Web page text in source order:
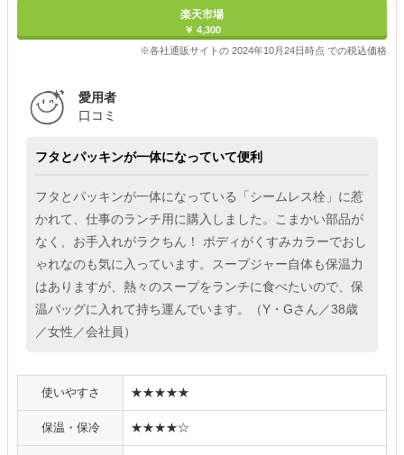
楽天市場
￥ 4,300
※各社通販サイトの 2024年10月24日時点 での税込価格
愛用者
口コミ
フタとパッキンが一体になっていて便利
フタとパッキンが一体になっている「シームレス栓」に惹
かれて、仕事のランチ用に購入しました。こまかい部品が
なく、お手入れがラクちん！ ボディがくすみカラーでおし
ゃれなのも気に入っています。スープジャー自体も保温力
はありますが、熱々のスープをランチに食べたいので、保
温バッグに入れて持ち運んでいます。（Y・Gさん／38歳
／女性／会社員）
使いやすさ ★★★★★
保温・保冷 ★★★★☆